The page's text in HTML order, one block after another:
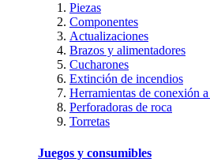
Piezas
Componentes
Actualizaciones
Brazos y alimentadores
Cucharones
Extinción de incendios
Herramientas de conexión
Perforadoras de roca
Torretas
Juegos y consumibles